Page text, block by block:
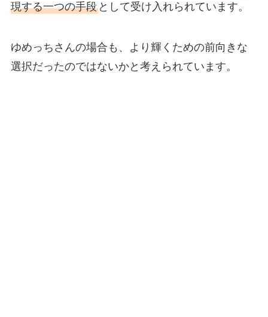
現する一つの手段として受け入れられています。
ゆめっちさんの場合も、より輝くための前向きな
選択だったのではないかと考えられています。